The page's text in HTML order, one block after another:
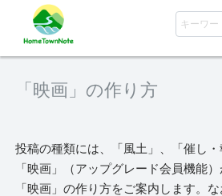
「映画」の作り方
投稿の種類には、「風土」、「催し・
「映画」（アップグレード会員機能
「映画」の作り方をご案内します。